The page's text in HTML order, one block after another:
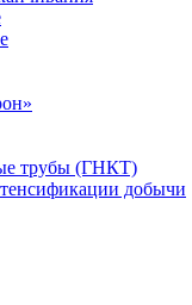
трубы (ГНКТ)
добычи